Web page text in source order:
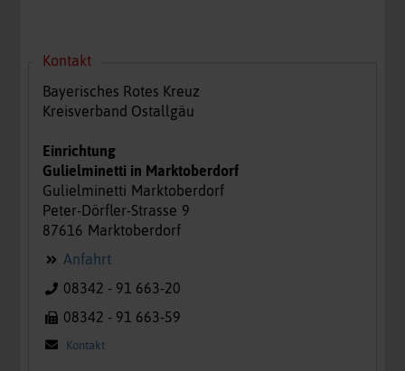
Kontakt
Bayerisches Rotes Kreuz
Kreisverband Ostallgäu
Einrichtung
Gulielminetti in Marktoberdorf
Gulielminetti Marktoberdorf
Peter-Dörfler-Strasse 9
87616 Marktoberdorf
Anfahrt
08342 - 91 663-20
08342 - 91 663-59
Kontakt